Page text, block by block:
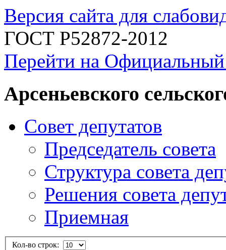
Версия сайта для
ГОСТ Р52872-2012
Перейти на
Арсеньевского
Совет депутатов
Председатель совета
Структура совета
Решения совета
Приемная
Кол-во строк: